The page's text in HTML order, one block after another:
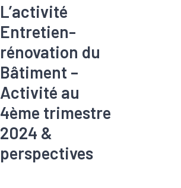
L’activité
Entretien-
rénovation du
Bâtiment –
Activité au
4ème trimestre
2024 &
perspectives